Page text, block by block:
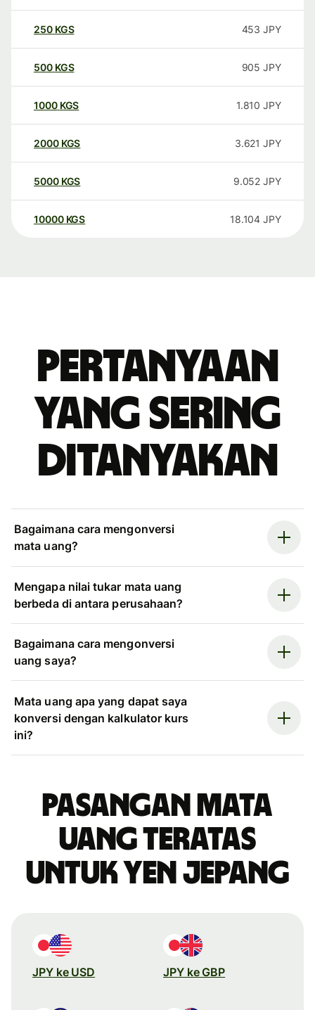
250 KGS 453 JPY
500 KGS 905 JPY
1000 KGS 1.810 JPY
2000 KGS 3.621 JPY
5000 KGS 9.052 JPY
10000 KGS 18.104 JPY
Pertanyaan
yang sering
ditanyakan
Bagaimana cara mengonversi
mata uang?
Mengapa nilai tukar mata uang
berbeda di antara perusahaan?
Bagaimana cara mengonversi
uang saya?
Mata uang apa yang dapat saya
konversi dengan kalkulator kurs
ini?
Pasangan mata
uang teratas
untuk yen Jepang
JPY ke USD JPY ke GBP